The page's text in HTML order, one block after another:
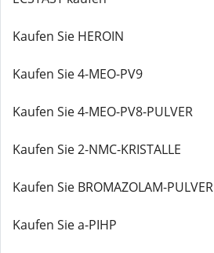
Kaufen Sie HEROIN
Kaufen Sie 4-MEO-PV9
Kaufen Sie 4-MEO-PV8-PULVER
Kaufen Sie 2-NMC-KRISTALLE
Kaufen Sie BROMAZOLAM-PULVER
Kaufen Sie a-PIHP